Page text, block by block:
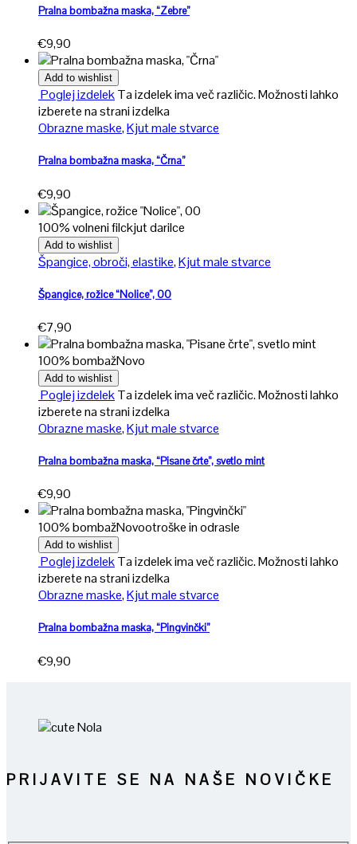
Pralna bombažna maska, “Zebre”
€9,90
Add to wishlist
Poglej izdelekTa izdelek ima več različic. Možnosti lahko
izberete na strani izdelka
Obrazne maske,Kjut male stvarce
Pralna bombažna maska, “Črna”
€9,90
100% volneni filckjut darilce
Add to wishlist
Špangice, obroči, elastike,Kjut male stvarce
Špangice, rožice “Nolice”, 00
€7,90
100% bombažNovo
Add to wishlist
Poglej izdelekTa izdelek ima več različic. Možnosti lahko
izberete na strani izdelka
Obrazne maske,Kjut male stvarce
Pralna bombažna maska, “Pisane črte”, svetlo mint
€9,90
100% bombažNovootroške in odrasle
Add to wishlist
Poglej izdelekTa izdelek ima več različic. Možnosti lahko
izberete na strani izdelka
Obrazne maske,Kjut male stvarce
Pralna bombažna maska, “Pingvinčki”
€9,90
PRIJAVITE SE NA NAŠE NOVIČKE